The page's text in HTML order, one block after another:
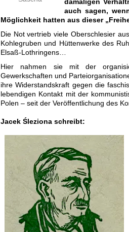
auch sagen,
Möglichkeit hatten aus dieser
Die Not vertrieb viele Oberschlesier
Kohlegruben und Hüttenwerke des
Elsaß-Lothringens…
Hier nahmen sie mit der
Gewerkschaften und
ihre Widerstandskraft gegen die
lebendigen Kontakt mit der
Polen – seit der Veröffentlichung des
Jacek Śleziona schreibt: